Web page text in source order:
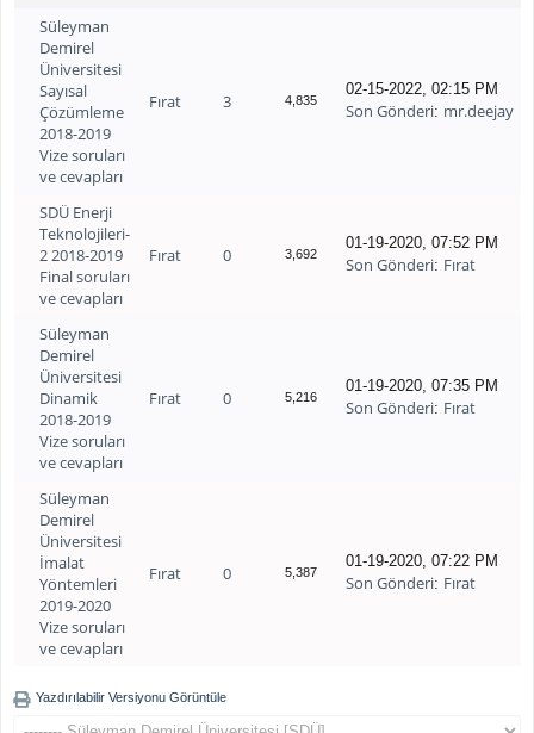
Süleyman
Demirel
Üniversitesi
Sayısal
Çözümleme
2018-2019
Vize soruları
ve cevapları
Fırat 3 4,835
02-15-2022, 02:15 PM
Son Gönderi: mr.deejay
SDÜ Enerji
Teknolojileri-
2 2018-2019
Final soruları
ve cevapları
Fırat 0 3,692
01-19-2020, 07:52 PM
Son Gönderi: Fırat
Süleyman
Demirel
Üniversitesi
Dinamik
2018-2019
Vize soruları
ve cevapları
Fırat 0 5,216
01-19-2020, 07:35 PM
Son Gönderi: Fırat
Süleyman
Demirel
Üniversitesi
İmalat
Yöntemleri
2019-2020
Vize soruları
ve cevapları
Fırat 0 5,387
01-19-2020, 07:22 PM
Son Gönderi: Fırat
Yazdırılabilir Versiyonu Görüntüle